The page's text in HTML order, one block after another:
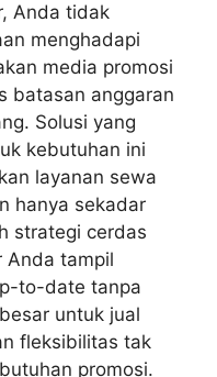
Anda tidak
menghadapi
media promosi
batasan anggaran
Solusi yang
kebutuhan ini
layanan sewa
hanya sekadar
strategi cerdas
Anda tampil
to-date tanpa
untuk jual
fleksibilitas tak
promosi.